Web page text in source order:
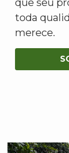
toda
merece.